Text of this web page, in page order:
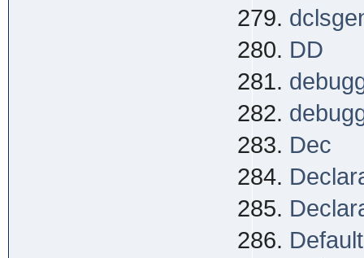
DD
Dec